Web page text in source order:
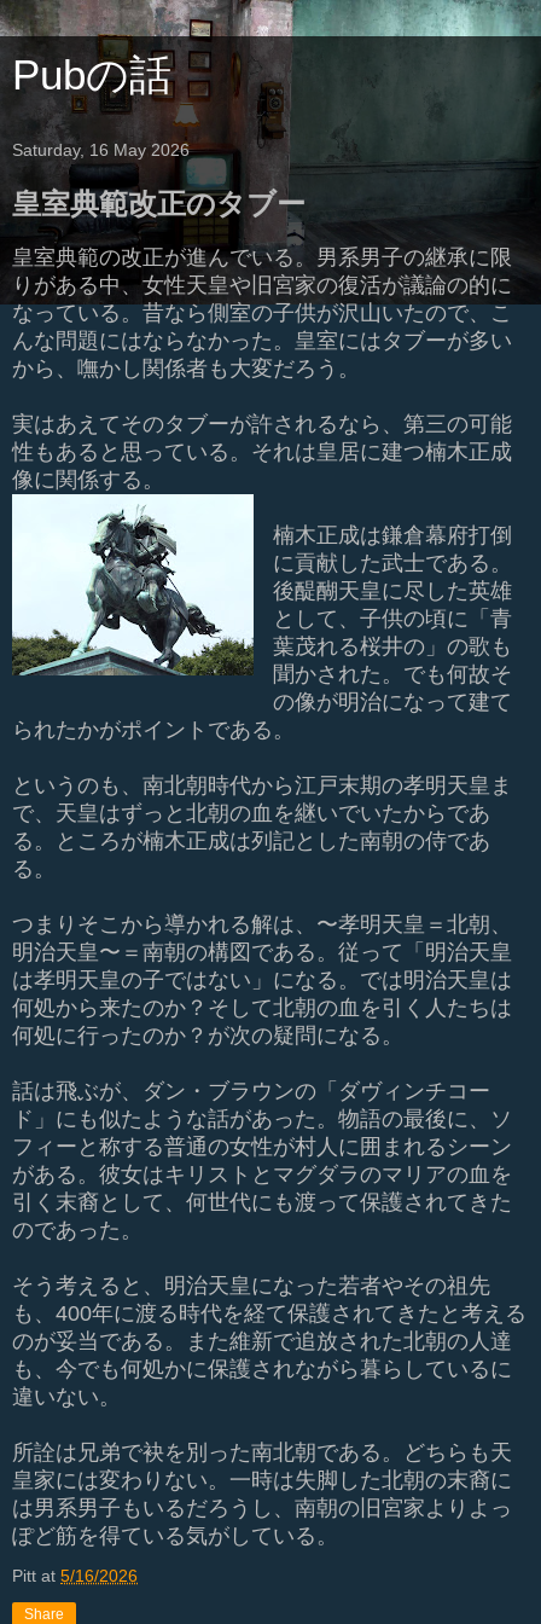
Pubの話
Saturday, 16 May 2026
皇室典範改正のタブー
皇室典範の改正が進んでいる。男系男子の継承に限
りがある中、女性天皇や旧宮家の復活が議論の的に
なっている。昔なら側室の子供が沢山いたので、こ
んな問題にはならなかった。皇室にはタブーが多い
から、嘸かし関係者も大変だろう。
実はあえてそのタブーが許されるなら、第三の可能
性もあると思っている。それは皇居に建つ楠木正成
像に関係する。
楠木正成は鎌倉幕府打倒
に貢献した武士である。
後醍醐天皇に尽した英雄
として、子供の頃に「青
葉茂れる桜井の」の歌も
聞かされた。でも何故そ
の像が明治になって建て
られたかがポイントである。
というのも、南北朝時代から江戸末期の孝明天皇ま
で、天皇はずっと北朝の血を継いでいたからであ
る。ところが楠木正成は列記とした南朝の侍であ
る。
つまりそこから導かれる解は、〜孝明天皇＝北朝、
明治天皇〜＝南朝の構図である。従って「明治天皇
は孝明天皇の子ではない」になる。では明治天皇は
何処から来たのか？そして北朝の血を引く人たちは
何処に行ったのか？が次の疑問になる。
話は飛ぶが、ダン・ブラウンの「ダヴィンチコー
ド」にも似たような話があった。物語の最後に、ソ
フィーと称する普通の女性が村人に囲まれるシーン
がある。彼女はキリストとマグダラのマリアの血を
引く末裔として、何世代にも渡って保護されてきた
のであった。
そう考えると、明治天皇になった若者やその祖先
も、400年に渡る時代を経て保護されてきたと考える
のが妥当である。また維新で追放された北朝の人達
も、今でも何処かに保護されながら暮らしているに
違いない。
所詮は兄弟で袂を別った南北朝である。どちらも天
皇家には変わりない。一時は失脚した北朝の末裔に
は男系男子もいるだろうし、南朝の旧宮家よりよっ
ぽど筋を得ている気がしている。
Pitt at 5/16/2026
Share